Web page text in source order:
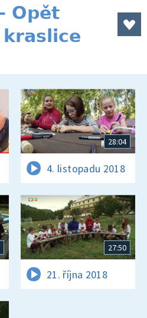
Opět
28:04
4. listopadu 2018
27:50
21. října 2018